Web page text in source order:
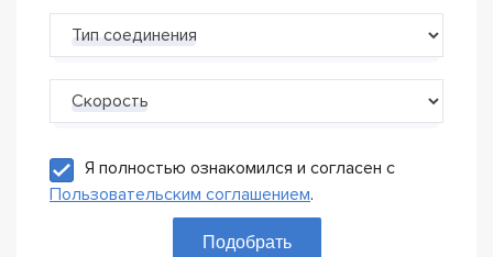
Тип соединения
Скорость
Я полностью ознакомился и согласен с
Пользовательским соглашением.
Подобрать